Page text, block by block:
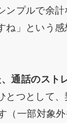
ンプルで余
ね」という
通話のスト
とつとして
（一部対象